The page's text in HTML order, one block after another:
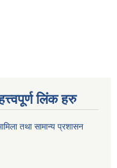
लिंक हरु
तथा सामान्य प्रशासन